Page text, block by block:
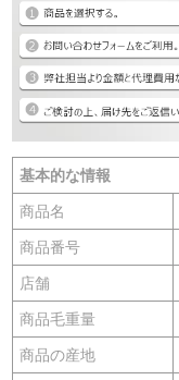
基本的な情報
商品名
商品番号
店舗
商品毛重量
商品の産地